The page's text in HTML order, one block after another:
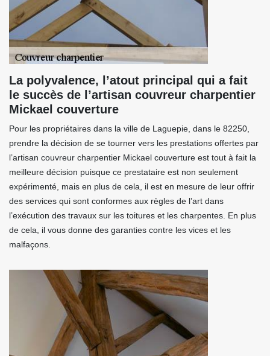
La polyvalence, l’atout principal qui a fait
le succès de l’artisan couvreur charpentier
Mickael couverture
Pour les propriétaires dans la ville de Laguepie, dans le 82250,
prendre la décision de se tourner vers les prestations offertes par
l’artisan couvreur charpentier Mickael couverture est tout à fait la
meilleure décision puisque ce prestataire est non seulement
expérimenté, mais en plus de cela, il est en mesure de leur offrir
des services qui sont conformes aux règles de l’art dans
l’exécution des travaux sur les toitures et les charpentes. En plus
de cela, il vous donne des garanties contre les vices et les
malfaçons.